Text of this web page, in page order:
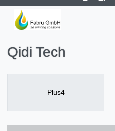
Qidi Tech
Plus4